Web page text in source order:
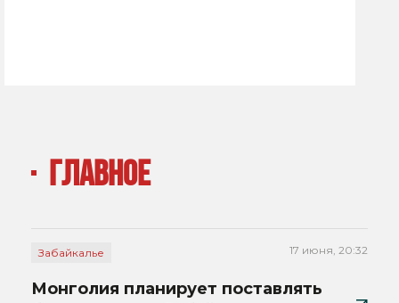
ГЛАВНОЕ
Забайкалье 17 июня, 20:32
Монголия планирует поставлять